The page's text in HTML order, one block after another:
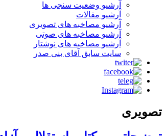
آرشیو وضعیت سنجی ها
آرشیو مقالات
آرشیو مصاخبه های تصویری
آرشیو مصاخبه های صوتی
آرشیو مصاخبه های نوشتار
سایت سابق آقای بنی صدر
تصویری